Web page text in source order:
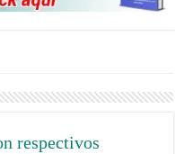
respectivos